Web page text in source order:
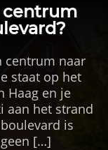
centrum
centrum naar
staat op het
Haag en je
aan het strand
is
[…]